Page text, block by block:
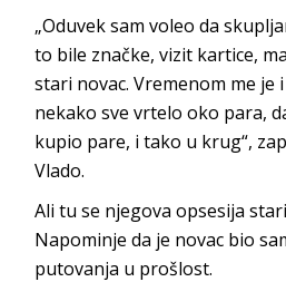
„Oduvek sam voleo da
to bile značke, vizit kartice,
stari novac. Vremenom me je
nekako sve vrtelo oko para,
kupio pare, i tako u krug“,
Vlado.
Ali tu se njegova opsesija
Napominje da je novac bio
putovanja u prošlost.